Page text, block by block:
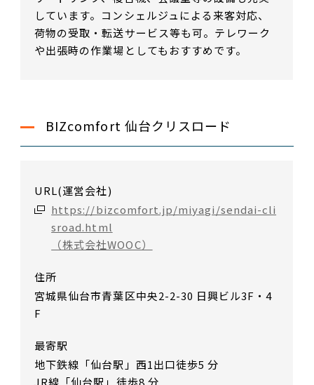
しています。コンシェルジュによる来客対応、
荷物の受取・転送サービス等も可。テレワーク
や出張時の作業場としてもおすすめです。
BIZcomfort 仙台クリスロード
URL(運営会社)
https://bizcomfort.jp/miyagi/sendai-cli
sroad.html
（株式会社WOOC）
住所
宮城県仙台市青葉区中央2-2-30 日興ビル3F・4
F
最寄駅
地下鉄線「仙台駅」西1出口徒歩5 分
JR線「仙台駅」徒歩8 分